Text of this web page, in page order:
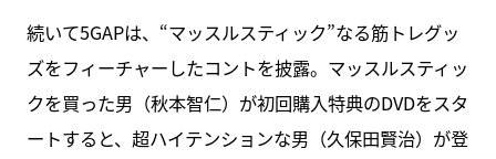
続いて5GAPは、“マッスルスティック”なる筋トレグッ
ズをフィーチャーしたコントを披露。マッスルスティッ
クを買った男（秋本智仁）が初回購入特典のDVDをスタ
ートすると、超ハイテンションな男（久保田賢治）が登